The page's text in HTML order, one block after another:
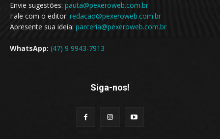
Envie sugestões: pauta@pexeroweb.com.br
Fale com o editor: redacao@pexeroweb.com.br
Apresente sua ideia: parceria@pexeroweb.com.br
WhatsApp: (47) 9 9943-7913
Siga-nos!